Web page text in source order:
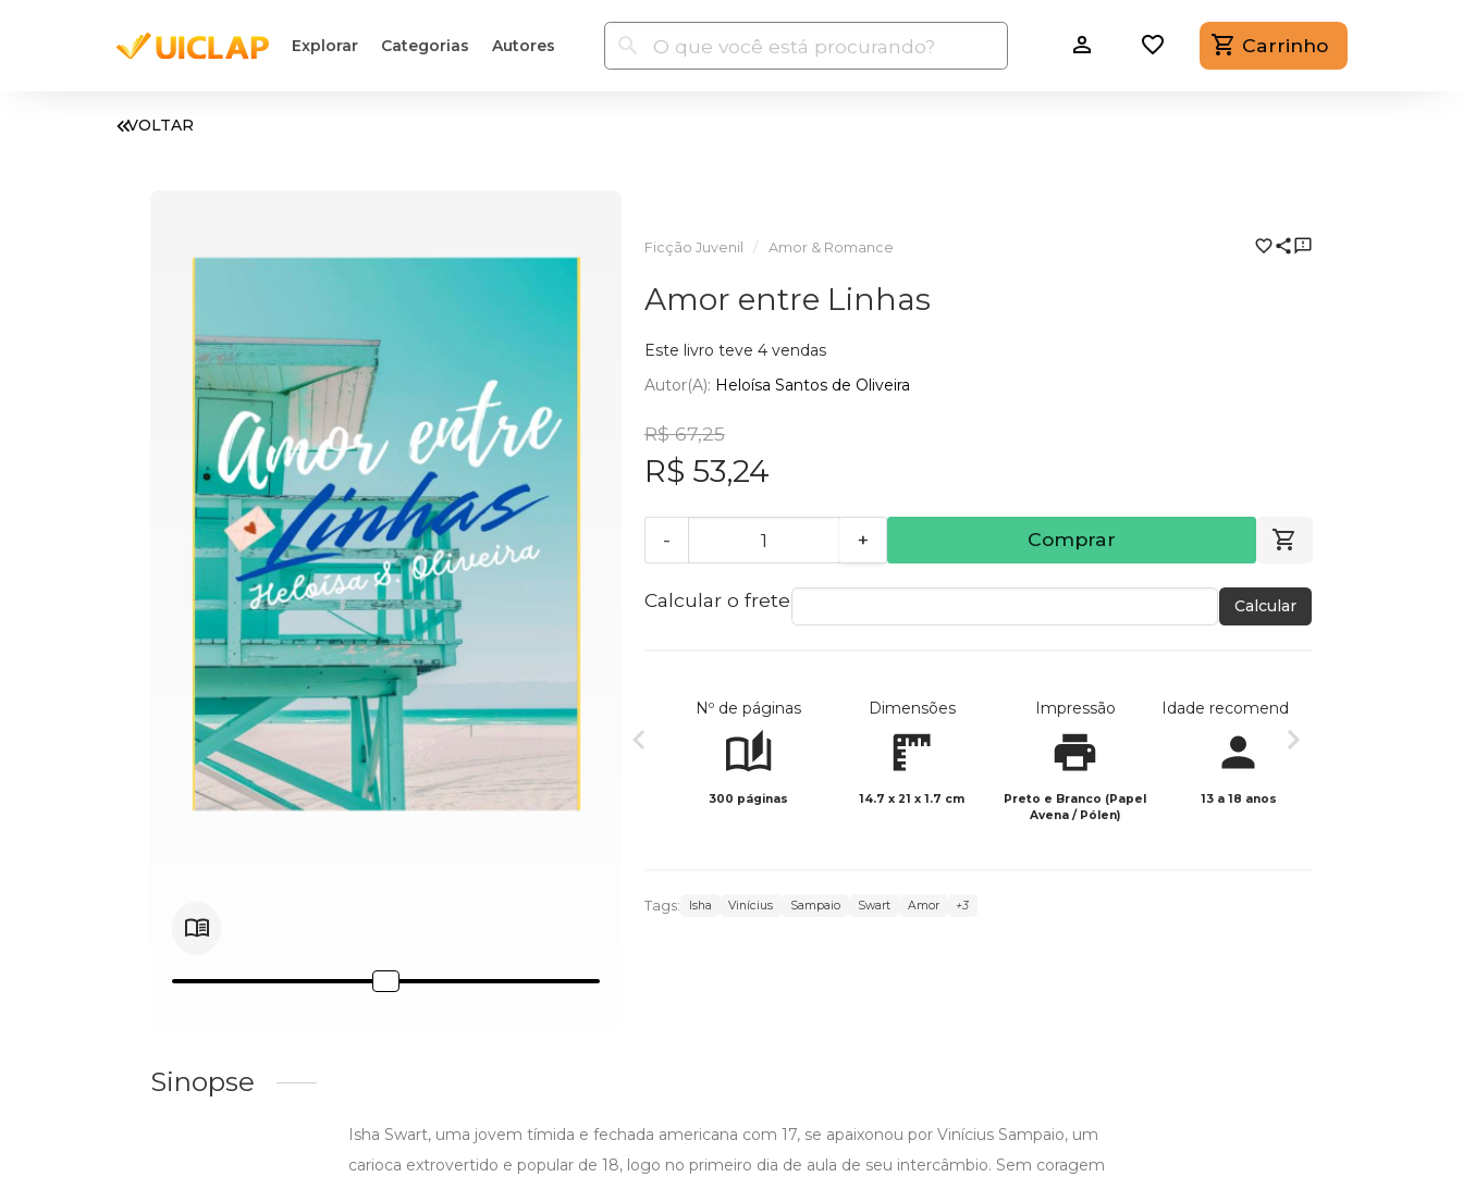
Explorar Categorias Autores Carrinho
VOLTAR
Ficção Juvenil Amor & Romance
Amor entre Linhas
Este livro teve 4 vendas
Autor(a): Heloísa Santos de Oliveira
R$ 67,25
R$ 53,24
- + Comprar
Calcular o frete Calcular
Nº de páginas
300 páginas
Dimensões
14.7 x 21 x 1.7 cm
Impressão
Preto e Branco (Papel
Avena / Pólen)
Idade recomendada
13 a 18 anos
Tags: Isha Vinícius Sampaio Swart Amor +3
Sinopse
Isha Swart, uma jovem tímida e fechada americana com 17, se apaixonou por Vinícius Sampaio, um
carioca extrovertido e popular de 18, logo no primeiro dia de aula de seu intercâmbio. Sem coragem